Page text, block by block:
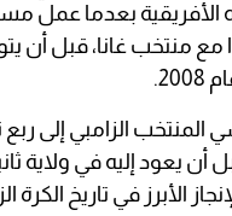
الأفريقية بعدما عمل
مع منتخب غانا، قبل أن
المنتخب الزامبي إلى
الأبرز في تاريخ الكرة